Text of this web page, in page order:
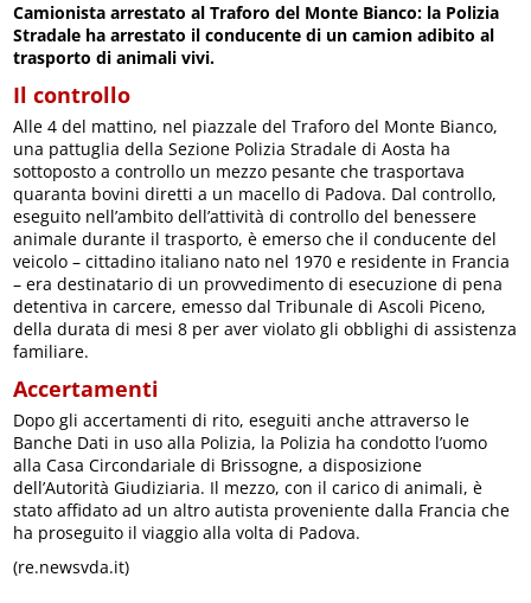
Camionista arrestato al Traforo del Monte Bianco: la Polizia
Stradale ha arrestato il conducente di un camion adibito al
trasporto di animali vivi.
Il controllo
Alle 4 del mattino, nel piazzale del Traforo del Monte Bianco,
una pattuglia della Sezione Polizia Stradale di Aosta ha
sottoposto a controllo un mezzo pesante che trasportava
quaranta bovini diretti a un macello di Padova. Dal controllo,
eseguito nell’ambito dell’attività di controllo del benessere
animale durante il trasporto, è emerso che il conducente del
veicolo – cittadino italiano nato nel 1970 e residente in Francia
– era destinatario di un provvedimento di esecuzione di pena
detentiva in carcere, emesso dal Tribunale di Ascoli Piceno,
della durata di mesi 8 per aver violato gli obblighi di assistenza
familiare.
Accertamenti
Dopo gli accertamenti di rito, eseguiti anche attraverso le
Banche Dati in uso alla Polizia, la Polizia ha condotto l’uomo
alla Casa Circondariale di Brissogne, a disposizione
dell’Autorità Giudiziaria. Il mezzo, con il carico di animali, è
stato affidato ad un altro autista proveniente dalla Francia che
ha proseguito il viaggio alla volta di Padova.
(re.newsvda.it)